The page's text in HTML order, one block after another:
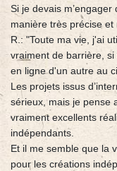
Si je devais
manière très précise et
R.: "Toute ma vie, j'ai
vraiment de barrière,
en ligne d'un autre au
Les projets issus
sérieux, mais je pense
vraiment excellents
indépendants.
Et il me semble que la
pour les créations